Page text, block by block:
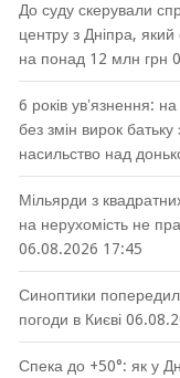
До суду скерували
центру з Дніпра,
на понад 12 млн грн
6 років увʼязнення:
без змін вирок батьку
насильство над
Мільярди з
на нерухомість не
06.08.2026 17:45
Синоптики
погоди в Києві
Спека до +50°: як у